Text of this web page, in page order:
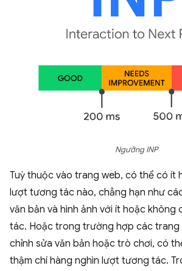
Ngưỡng INP
Tuỳ thuộc vào trang web, có thể có ít
lượt tương tác nào, chẳng hạn như
văn bản và hình ảnh với ít hoặc
tác. Hoặc trong trường hợp các trang
chỉnh sửa văn bản hoặc trò chơi, có
thậm chí hàng nghìn lượt tương tác.